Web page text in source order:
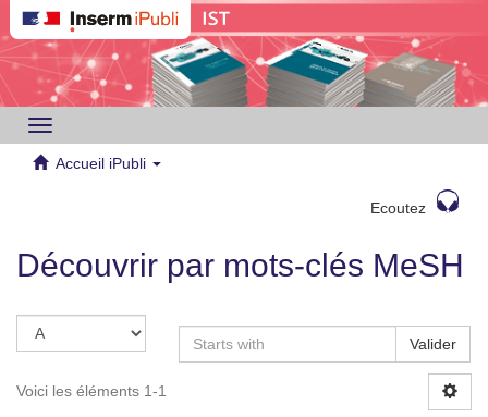
Toggle
navigation
Accueil iPubli
Ecoutez
Découvrir par mots-clés MeSH
Valider
Voici les éléments 1-1